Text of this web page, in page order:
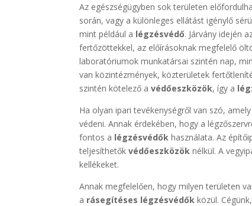
Az egészségügyben sok területen
során, vagy a különleges ellátást igénylő
mint például a légzésvédő. Járvány idején
fertőzöttekkel, az előírásoknak megfelelő
laboratóriumok munkatársai szintén nap,
van közintézmények, közterületek
szintén kötelező avédőeszközök, így a
Ha olyan ipari tevékenységről van szó,
védeni. Annak érdekében, hogy a
fontos a légzésvédők használata. Az
teljesíthetőkvédőeszközök nélkül. A
kellékeket.
Annak megfelelően, hogy milyen területen
a rásegítéses légzésvédők közül.